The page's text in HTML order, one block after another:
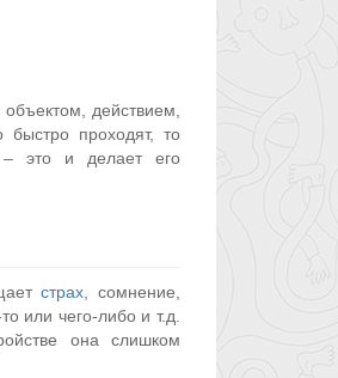
действием,
быстро проходят, то
– это и делает его
страх , сомнение,
или чего-либо и т.д.
она слишком